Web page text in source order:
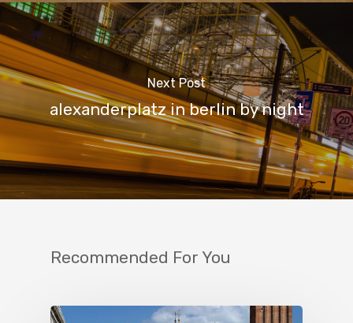
Next Post
alexanderplatz in berlin by night
Recommended For You